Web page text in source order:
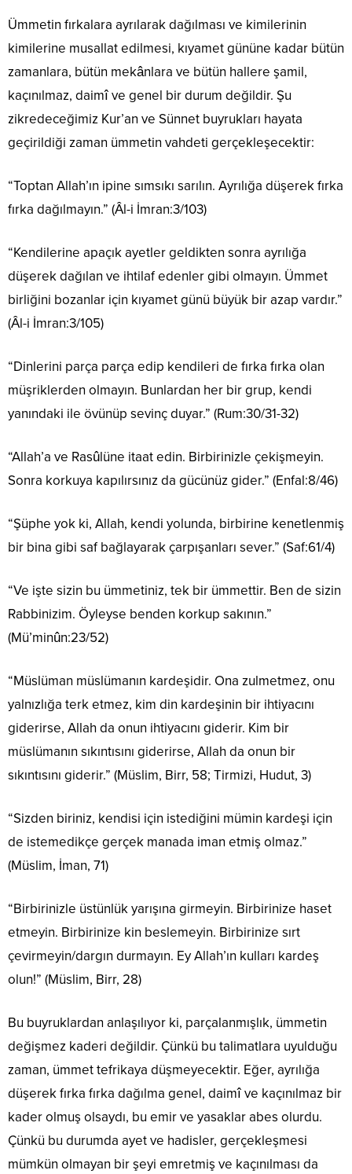
Ümmetin fırkalara ayrılarak dağılması ve kimilerinin
kimilerine musallat edilmesi, kıyamet gününe kadar bütün
zamanlara, bütün mekânlara ve bütün hallere şamil,
kaçınılmaz, daimî ve genel bir durum değildir. Şu
zikredeceğimiz Kur’an ve Sünnet buyrukları hayata
geçirildiği zaman ümmetin vahdeti gerçekleşecektir:
“Toptan Allah’ın ipine sımsıkı sarılın. Ayrılığa düşerek fırka
fırka dağılmayın.” (Âl-i İmran:3/103)
“Kendilerine apaçık ayetler geldikten sonra ayrılığa
düşerek dağılan ve ihtilaf edenler gibi olmayın. Ümmet
birliğini bozanlar için kıyamet günü büyük bir azap vardır.”
(Âl-i İmran:3/105)
“Dinlerini parça parça edip kendileri de fırka fırka olan
müşriklerden olmayın. Bunlardan her bir grup, kendi
yanındaki ile övünüp sevinç duyar.” (Rum:30/31-32)
“Allah’a ve Rasûlüne itaat edin. Birbirinizle çekişmeyin.
Sonra korkuya kapılırsınız da gücünüz gider.” (Enfal:8/46)
“Şüphe yok ki, Allah, kendi yolunda, birbirine kenetlenmiş
bir bina gibi saf bağlayarak çarpışanları sever.” (Saf:61/4)
“Ve işte sizin bu ümmetiniz, tek bir ümmettir. Ben de sizin
Rabbinizim. Öyleyse benden korkup sakının.”
(Mü’minûn:23/52)
“Müslüman müslümanın kardeşidir. Ona zulmetmez, onu
yalnızlığa terk etmez, kim din kardeşinin bir ihtiyacını
giderirse, Allah da onun ihtiyacını giderir. Kim bir
müslümanın sıkıntısını giderirse, Allah da onun bir
sıkıntısını giderir.” (Müslim, Birr, 58; Tirmizi, Hudut, 3)
“Sizden biriniz, kendisi için istediğini mümin kardeşi için
de istemedikçe gerçek manada iman etmiş olmaz.”
(Müslim, İman, 71)
“Birbirinizle üstünlük yarışına girmeyin. Birbirinize haset
etmeyin. Birbirinize kin beslemeyin. Birbirinize sırt
çevirmeyin/dargın durmayın. Ey Allah’ın kulları kardeş
olun!” (Müslim, Birr, 28)
Bu buyruklardan anlaşılıyor ki, parçalanmışlık, ümmetin
değişmez kaderi değildir. Çünkü bu talimatlara uyulduğu
zaman, ümmet tefrikaya düşmeyecektir. Eğer, ayrılığa
düşerek fırka fırka dağılma genel, daimî ve kaçınılmaz bir
kader olmuş olsaydı, bu emir ve yasaklar abes olurdu.
Çünkü bu durumda ayet ve hadisler, gerçekleşmesi
mümkün olmayan bir şeyi emretmiş ve kaçınılması da